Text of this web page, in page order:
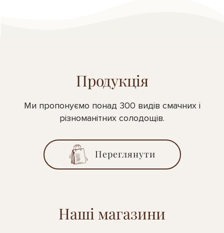
Продукція
Ми пропонуємо понад 300 видів смачних і
різноманітних солодощів.
Переглянути
Наші магазини